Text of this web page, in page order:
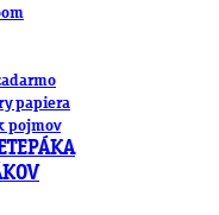
papiera
pojmov